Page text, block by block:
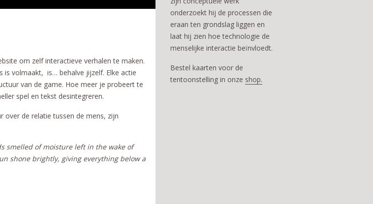
om zelf interactieve verhalen te maken.
is volmaakt, is… behalve jijzelf. Elke actie
van de game. Hoe meer je probeert te
spel en tekst desintegreren.
over de relatie tussen de mens, zijn
smelled of moisture left in the wake of
shone brightly, giving everything below a
onderzoekt hij de processen die
eraan ten grondslag liggen en
laat hij zien hoe technologie de
menselijke interactie beïnvloedt.
Bestel kaarten voor de
tentoonstelling in onze shop.